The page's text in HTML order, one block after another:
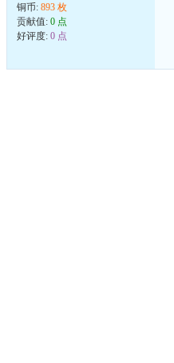
铜币: 893 枚
贡献值: 0 点
好评度: 0 点